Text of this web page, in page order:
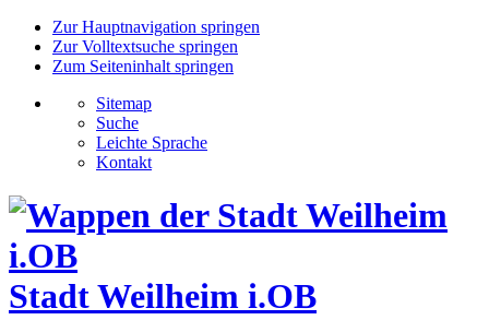
Zur Hauptnavigation springen
Zur Volltextsuche springen
Zum Seiteninhalt springen
Sitemap
Suche
Leichte Sprache
Kontakt
Stadt Weilheim i.OB